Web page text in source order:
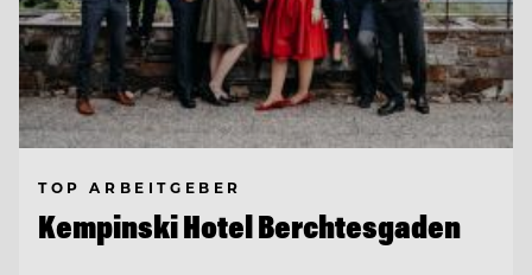
TOP ARBEITGEBER
Kempinski Hotel Berchtesgaden